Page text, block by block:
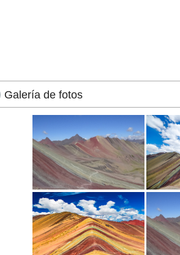
Galería de fotos